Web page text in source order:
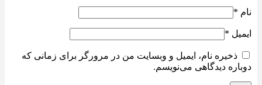
نام *
ایمیل *
ذخیره نام، ایمیل و وبسایت من در مرورگر برای زمانی که
دوباره دیدگاهی می‌نویسم.